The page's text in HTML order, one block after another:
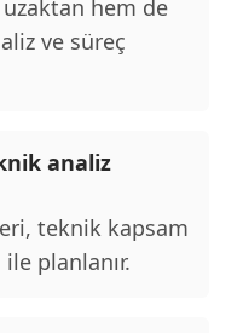
hem de
ve süreç
analiz
teknik kapsam
planlanır.